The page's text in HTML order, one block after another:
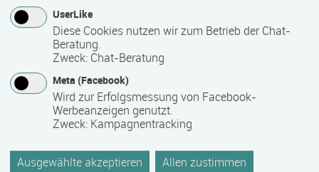
Kontakt
DRK-Kreisverband Güstrow e.V.
Bildung und Kultur
Friedrich-Engels-Straße 26
Deutschland
UserLike
Diese Cookies nutzen wir zum Betrieb der Chat-
Beratung.
Zweck: Chat-Beratung
Meta (Facebook)
Wird zur Erfolgsmessung von Facebook-
Werbeanzeigen genutzt.
Zweck: Kampagnentracking
Ausgewählte akzeptieren Allen zustimmen